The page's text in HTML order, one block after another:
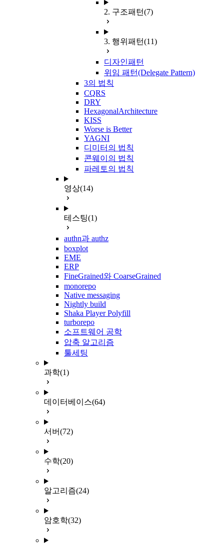
2. 구조패턴(7)
3. 행위패턴(11)
디자인패턴
위임 패턴(Delegate Pattern)
3의 법칙
CQRS
DRY
HexagonalArchitecture
KISS
Worse is Better
YAGNI
디미터의 법칙
콘웨이의 법칙
파레토의 법칙
영상(14)
테스팅(1)
authn과 authz
boxplot
EME
ERP
FineGrained와 CoarseGrained
monorepo
Native messaging
Nightly build
Shaka Player Polyfill
turborepo
소프트웨어 공학
압축 알고리즘
툴세팅
과학(1)
데이터베이스(64)
서버(72)
수학(20)
알고리즘(24)
암호학(32)